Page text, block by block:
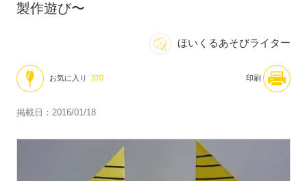
製作遊び〜
ほいくるあそびライター
お気に入り 370 印刷
掲載日：2016/01/18